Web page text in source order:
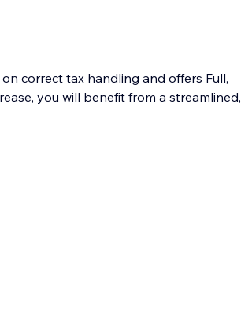
correct tax handling and offers Full,
you will benefit from a streamlined,